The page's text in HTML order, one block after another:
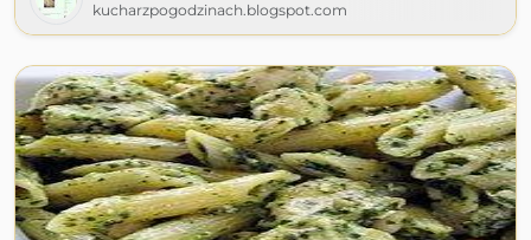
kucharzpogodzinach.blogspot.com